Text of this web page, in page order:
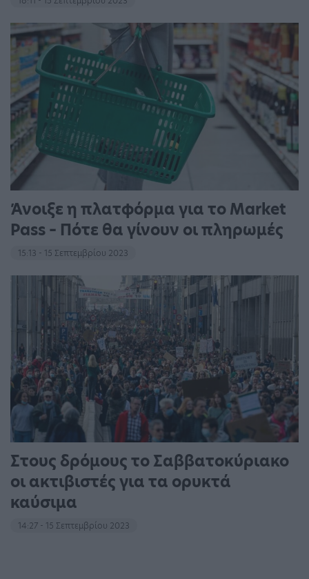
Άνοιξε η πλατφόρμα για το Market
Pass – Πότε θα γίνουν οι πληρωμές
15:13 - 15 Σεπτεμβρίου 2023
Στους δρόμους το Σαββατοκύριακο
οι ακτιβιστές για τα ορυκτά
καύσιμα
14:27 - 15 Σεπτεμβρίου 2023